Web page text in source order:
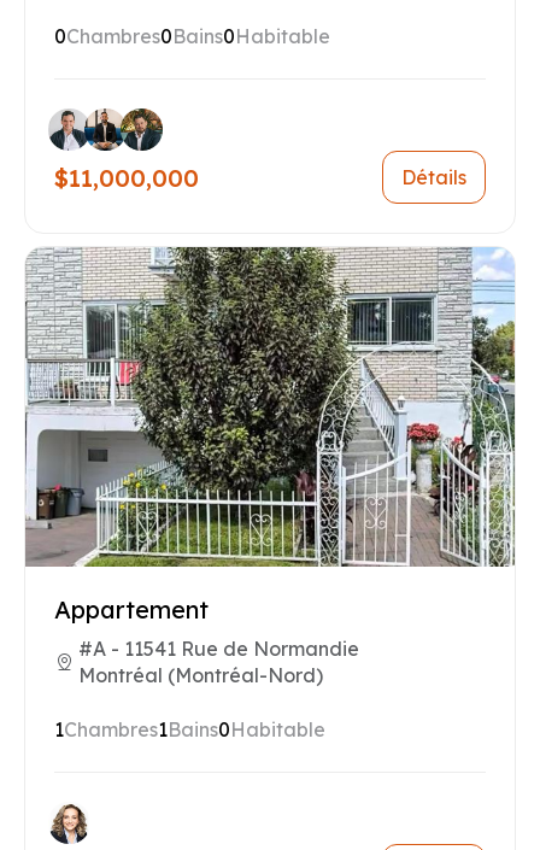
0Chambres0Bains0Habitable
$11,000,000 Détails
Appartement
#A - 11541 Rue de Normandie
Montréal (Montréal-Nord)
1Chambres1Bains0Habitable